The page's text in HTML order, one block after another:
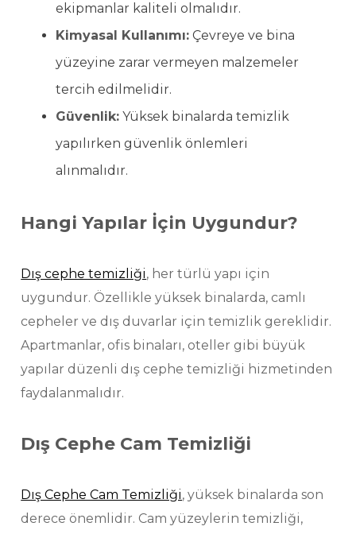
ekipmanlar kaliteli olmalıdır.
Kimyasal Kullanımı: Çevreye ve bina
yüzeyine zarar vermeyen malzemeler
tercih edilmelidir.
Güvenlik: Yüksek binalarda temizlik
yapılırken güvenlik önlemleri
alınmalıdır.
Hangi Yapılar İçin Uygundur?
Dış cephe temizliği, her türlü yapı için
uygundur. Özellikle yüksek binalarda, camlı
cepheler ve dış duvarlar için temizlik gereklidir.
Apartmanlar, ofis binaları, oteller gibi büyük
yapılar düzenli dış cephe temizliği hizmetinden
faydalanmalıdır.
Dış Cephe Cam Temizliği
Dış Cephe Cam Temizliği, yüksek binalarda son
derece önemlidir. Cam yüzeylerin temizliği,